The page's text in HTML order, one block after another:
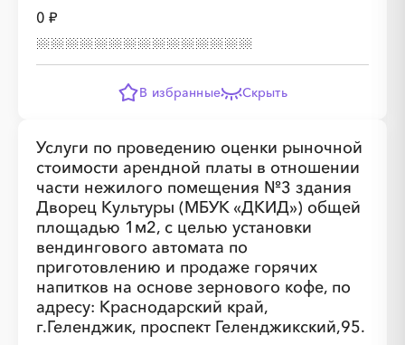
0 ₽
В избранные Скрыть
Услуги по проведению оценки рыночной
стоимости арендной платы в отношении
части нежилого помещения №3 здания
Дворец Культуры (МБУК «ДКИД») общей
площадью 1м2, с целью установки
вендингового автомата по
приготовлению и продаже горячих
напитков на основе зернового кофе, по
адресу: Краснодарский край,
г.Геленджик, проспект Геленджикский,95.